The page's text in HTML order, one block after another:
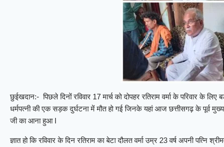
छुईखदान:- पिछले दिनों रविवार 17 मार्च को दोपहर रतिराम वर्मा के परिवार के
धर्मपत्नी की एक सड़क दुर्घटना में मौत हो गई जिनके यहां आज छत्तीसगढ़ के पूर्व
जी का आना हुआ l
ज्ञात हो कि रविवार के दिन रतिराम का बेटा दौलत वर्मा उम्र 23 वर्ष अपनी पत्नि